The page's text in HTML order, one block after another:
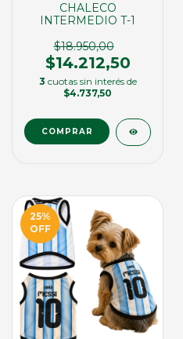
CHALECO
INTERMEDIO T-1
$18.950,00
$14.212,50
3 cuotas sin interés de
$4.737,50
COMPRAR
25%
OFF